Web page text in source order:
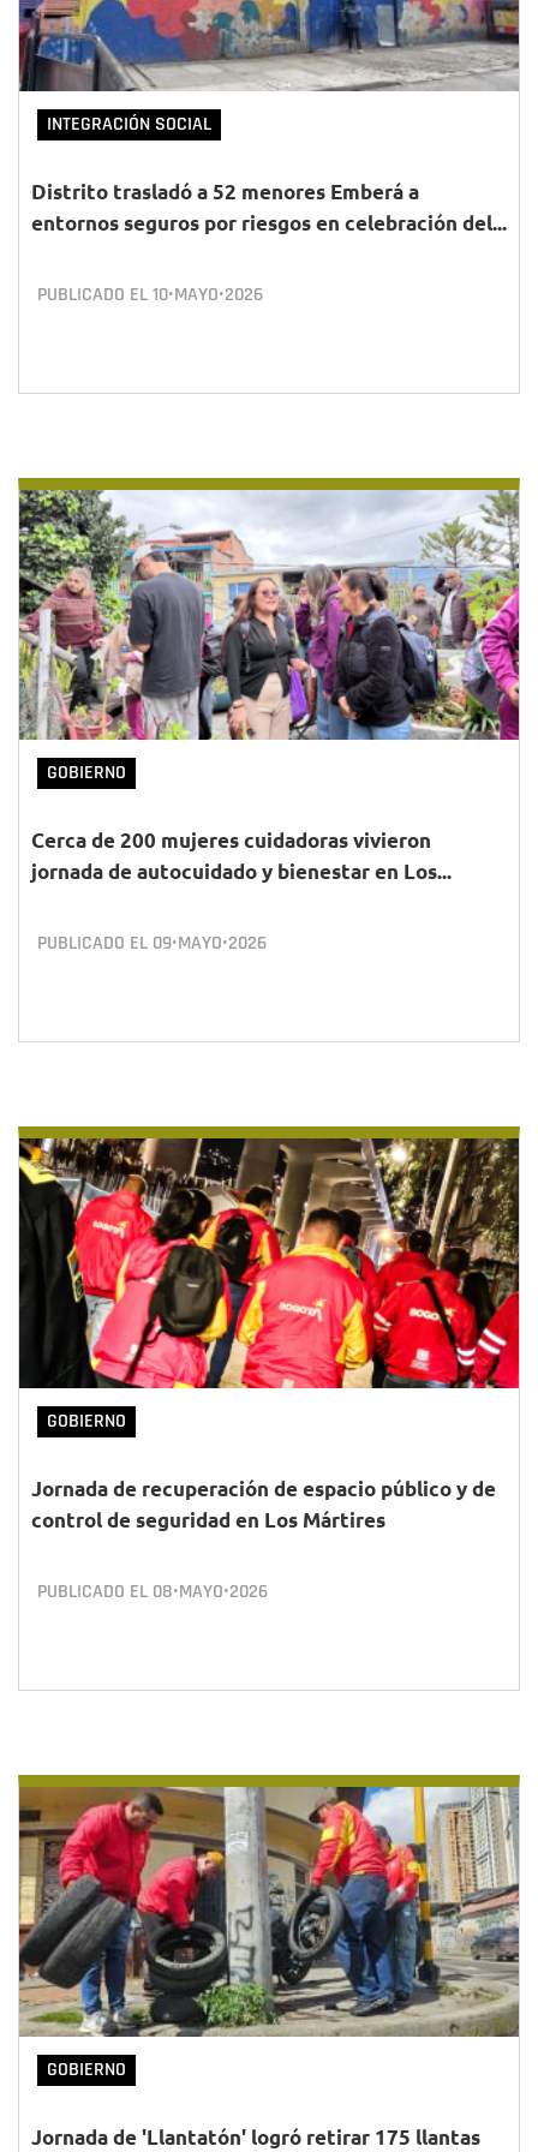
INTEGRACIÓN SOCIAL
Distrito trasladó a 52 menores Emberá a
entornos seguros por riesgos en celebración del...
PUBLICADO EL10•MAYO•2026
GOBIERNO
Cerca de 200 mujeres cuidadoras vivieron
jornada de autocuidado y bienestar en Los...
PUBLICADO EL 09•MAYO•2026
GOBIERNO
Jornada de recuperación de espacio público y de
control de seguridad en Los Mártires
PUBLICADO EL 08•MAYO•2026
GOBIERNO
Jornada de 'Llantatón' logró retirar 175 llantas